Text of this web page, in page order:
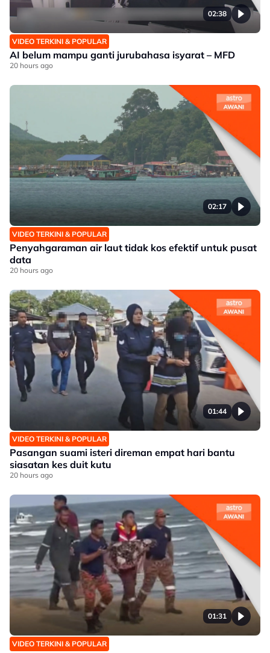
02:38
VIDEO TERKINI & POPULAR
AI belum mampu ganti jurubahasa isyarat – MFD
20 hours ago
02:17
VIDEO TERKINI & POPULAR
Penyahgaraman air laut tidak kos efektif untuk pusat
data
20 hours ago
01:44
VIDEO TERKINI & POPULAR
Pasangan suami isteri direman empat hari bantu
siasatan kes duit kutu
20 hours ago
01:31
VIDEO TERKINI & POPULAR